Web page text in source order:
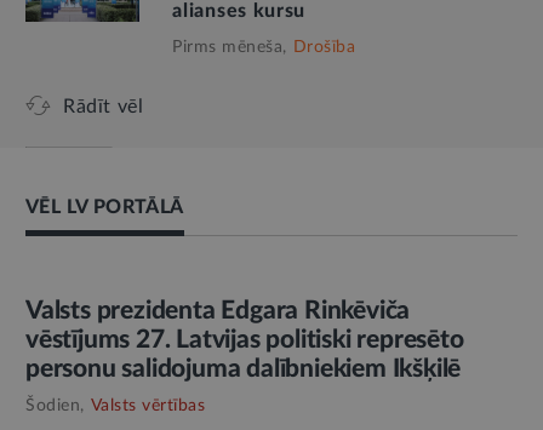
alianses kursu
Pirms mēneša, Drošība
Rādīt vēl
VĒL LV PORTĀLĀ
AMATPERSONAS RUNA
Valsts prezidenta Edgara Rinkēviča
vēstījums 27. Latvijas politiski represēto
personu salidojuma dalībniekiem Ikšķilē
Šodien, Valsts vērtības